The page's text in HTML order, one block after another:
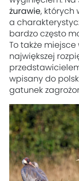
żurawie, których
a
bardzo często
To także
największej
wpisany do
gatunek